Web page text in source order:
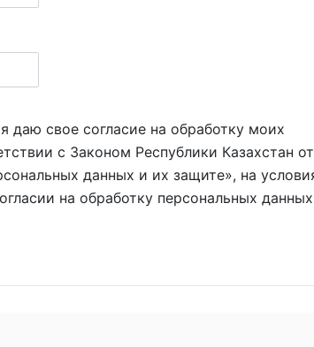
даю свое согласие на обработку моих
с Законом Республики Казахстан от
данных и их защите», на
на обработку персональных данных